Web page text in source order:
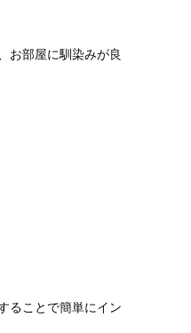
お部屋に馴染みが良
ることで簡単にイン